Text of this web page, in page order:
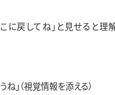
に戻してね」と見せると理
ね」（視覚情報を添える）